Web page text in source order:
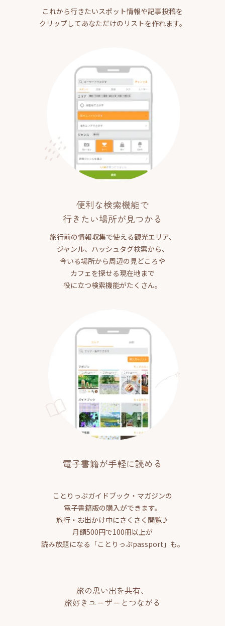
これから行きたいスポット情報や記事投稿を
クリップしてあなただけのリストを作れます。
便利な検索機能で
行きたい場所が見つかる
旅行前の情報収集で使える観光エリア、
ジャンル、ハッシュタグ検索から、
今いる場所から周辺の見どころや
カフェを探せる現在地まで
役に立つ検索機能がたくさん。
電子書籍が手軽に読める
ことりっぷガイドブック・マガジンの
電子書籍版の購入ができます。
旅行・お出かけ中にさくさく閲覧♪
月額500円で100冊以上が
読み放題になる「ことりっぷpassport」も。
旅の思い出を共有、
旅好きユーザーとつながる